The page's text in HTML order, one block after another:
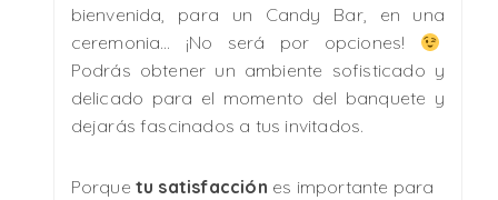
bienvenida, para un Candy Bar, en una
ceremonia… ¡No será por opciones!
Podrás obtener un ambiente sofisticado y
delicado para el momento del banquete y
dejarás fascinados a tus invitados.
Porque tu satisfacción es importante para